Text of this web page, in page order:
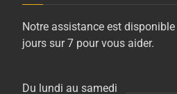
Notre assistance est
jours sur 7 pour vous aider.
Du lundi au samedi